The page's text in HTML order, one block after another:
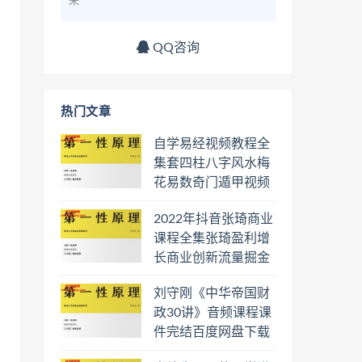
QQ咨询
热门文章
自学易经视频教程全
集套四柱八字风水梅
花易数奇门遁甲视频
日罗盘教程百度云网
盘会员
2022年抖音张琦商业
课程全集张琦盈利增
长商业创新流量掘金
盘下载学习
刘守刚《中华帝国财
政30讲》音频课程课
件完结百度网盘下载